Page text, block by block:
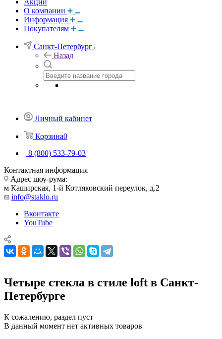
Акции
О компании
Информация
Покупателям
Санкт-Петербург
Назад
Личный кабинет
Корзина0
8 (800) 533-79-03
Контактная информация
Адрес шоу-рума:
м Каширская, 1-й Котляковский переулок, д.2
info@staklo.ru
Вконтакте
YouTube
Четыре стекла в стиле loft в Санкт-
Петербурге
К сожалению, раздел пуст
В данный момент нет активных товаров